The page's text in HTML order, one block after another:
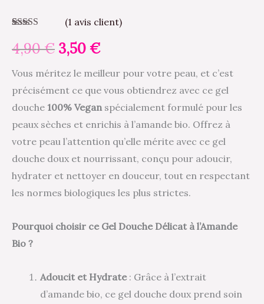
5 basé sur
notation
(1 avis client)
4,90€ 3,50€
Vous méritez le meilleur pour votre peau, et c’est
précisément ce que vous obtiendrez avec ce gel
douche 100% Vegan spécialement formulé pour les
peaux sèches et enrichis à l’amande bio. Offrez à
votre peau l’attention qu’elle mérite avec ce gel
douche doux et nourrissant, conçu pour adoucir,
hydrater et nettoyer en douceur, tout en respectant
les normes biologiques les plus strictes.
Pourquoi choisir ce Gel Douche Délicat à l’Amande
Bio ?
Adoucit et Hydrate: Grâce à l’extrait
d’amande bio, ce gel douche doux prend soin